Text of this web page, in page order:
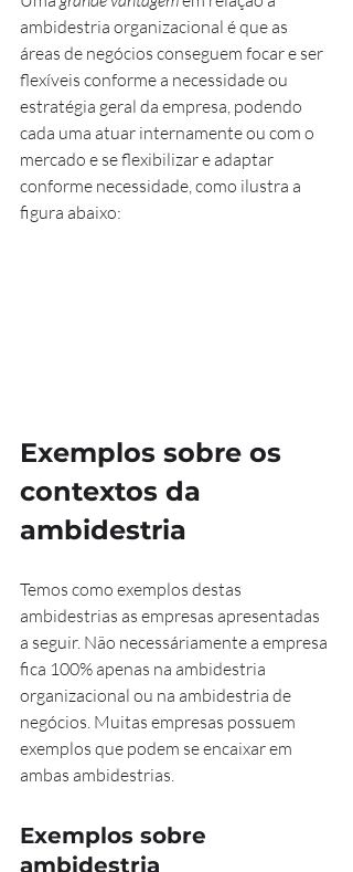
ambidestria organizacional é que as
áreas de negócios conseguem focar e ser
flexíveis conforme a necessidade ou
estratégia geral da empresa, podendo
cada uma atuar internamente ou com o
mercado e se flexibilizar e adaptar
conforme necessidade, como ilustra a
figura abaixo:
Exemplos sobre os
contextos da
ambidestria
Temos como exemplos destas
ambidestrias as empresas apresentadas
a seguir. Não necessáriamente a empresa
fica 100% apenas na ambidestria
organizacional ou na ambidestria de
negócios. Muitas empresas possuem
exemplos que podem se encaixar em
ambas ambidestrias.
Exemplos sobre
ambidestria